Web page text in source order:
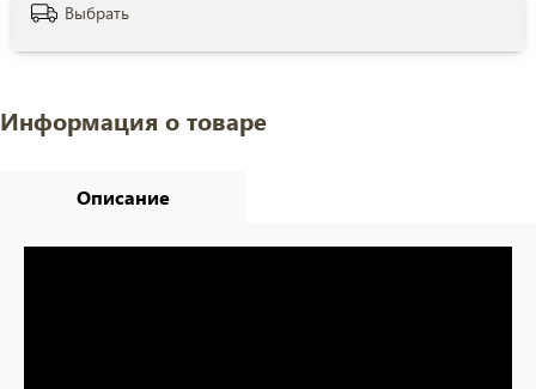
Выбрать
Информация о товаре
Описание